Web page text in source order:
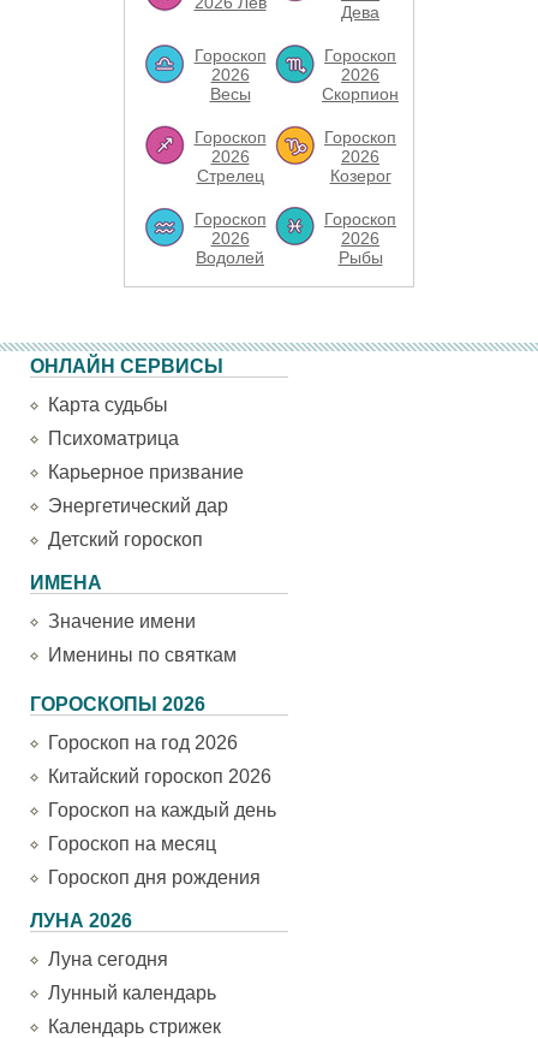
Дева
Гороскоп
2026
Весы
Гороскоп
2026
Скорпион
Гороскоп
2026
Стрелец
Гороскоп
2026
Козерог
Гороскоп
2026
Водолей
Гороскоп
2026
Рыбы
ОНЛАЙН СЕРВИСЫ
Карта судьбы
Психоматрица
Карьерное призвание
Энергетический дар
Детский гороскоп
ИМЕНА
Значение имени
Именины по святкам
ГОРОСКОПЫ 2026
Гороскоп на год 2026
Китайский гороскоп 2026
Гороскоп на каждый день
Гороскоп на месяц
Гороскоп дня рождения
ЛУНА 2026
Луна сегодня
Лунный календарь
Календарь стрижек